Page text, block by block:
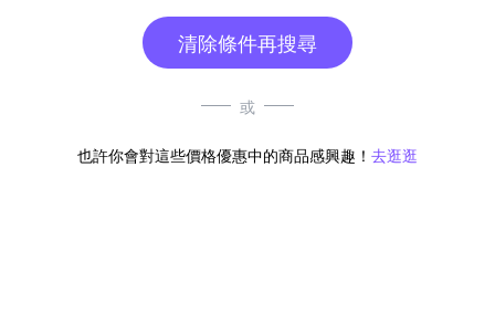
清除條件再搜尋
或
也許你會對這些價格優惠中的商品感興趣！ 去逛逛